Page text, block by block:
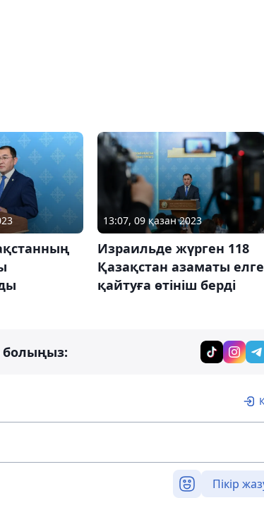
13:07, 09 қазан 2023
Израильде жүрген 118
Қазақстан азаматы елге
қайтуға өтініш берді
болыңыз:
Пікір